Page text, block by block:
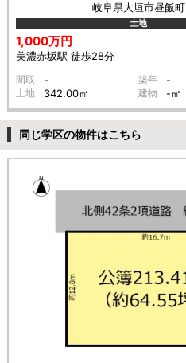
岐阜県大垣市昼飯町
土地
1,000万円
美濃赤坂駅 徒歩28分
間取 - 築年 -
土地 342.00㎡ 建物 -㎡
同じ学区の物件はこちら